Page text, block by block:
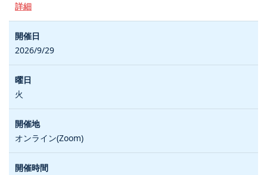
詳細
2026/9/29
火
オンライン(Zoom)